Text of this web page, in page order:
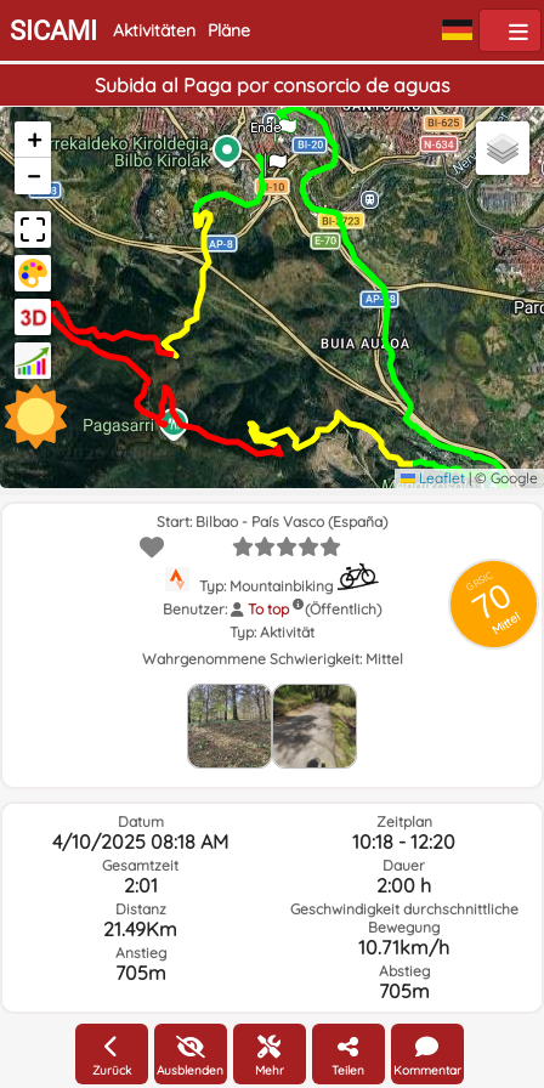
SICAMI Aktivitäten Pläne
Subida al Paga por consorcio de aguas
Start
Ende
+
−
Leaflet |© Google
GRSIC
70
Mittel
Start: Bilbao - País Vasco (España)
Typ: Mountainbiking
Benutzer:
To top
(Öffentlich)
Typ: Aktivität
Wahrgenommene Schwierigkeit: Mittel
Datum
4/10/2025 08:18 AM
Gesamtzeit
2:01
Distanz
21.49Km
Anstieg
705m
Zeitplan
10:18 - 12:20
Dauer
2:00 h
Geschwindigkeit durchschnittliche
Bewegung
10.71km/h
Abstieg
705m
Wetter am Tag der Route und ausgewählte Zeit
Zurück Ausblenden Mehr Teilen Kommentar